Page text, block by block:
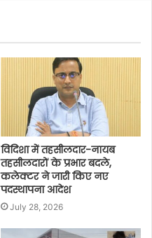
विदिशा में तहसीलदार-नायब
तहसीलदारों के प्रभार बदले,
कलेक्टर ने जारी किए नए
पदस्थापना आदेश
July 28, 2026